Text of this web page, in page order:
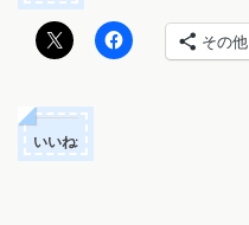
その他
いいね: